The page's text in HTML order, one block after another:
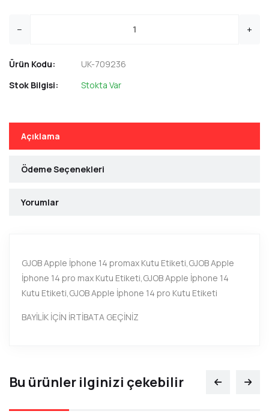
− +
Ürün Kodu:
UK-709236
Stok Bilgisi:
Stokta Var
Açıklama
Ödeme Seçenekleri
Yorumlar
GJOB Apple İphone 14 promax Kutu Etiketi,GJOB Apple
İphone 14 pro max Kutu Etiketi,GJOB Apple İphone 14
Kutu Etiketi,GJOB Apple İphone 14 pro Kutu Etiketi
BAYİLİK İÇİN İRTİBATA GEÇİNİZ
Ad
Bu ürünler ilginizi çekebilir